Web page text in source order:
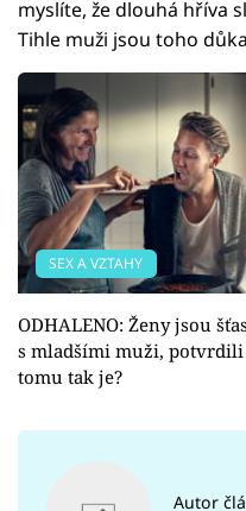
myslíte, že dlouhá hříva
Tihle muži jsou toho
SEX A VZTAHY
ODHALENO: Ženy jsou
s mladšími muži, potvrdili
tomu tak je?
Autor